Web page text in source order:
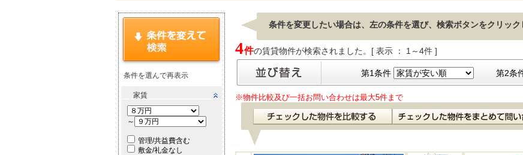
条件を選んで再表示
家賃
～
管理/共益費含む
敷金/礼金なし
条件を変更したい場合は、左の条件を選び、検索ボタンをクリック
4件の賃貸物件が検索されました。[ 表示 ： 1～4件 ]
第1条件 第2条
※物件比較及び一括お問い合わせは最大5件まで